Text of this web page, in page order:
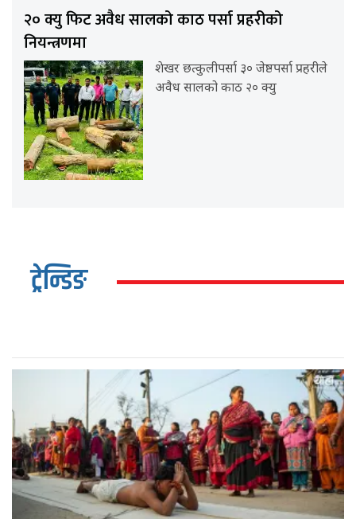
२० क्यु फिट अवैध सालको काठ पर्सा प्रहरीको
नियन्त्रणमा
शेखर छत्कुलीपर्सा ३० जेष्ठपर्सा प्रहरीले
अवैध सालको काठ २० क्यु
ट्रेन्डिङ